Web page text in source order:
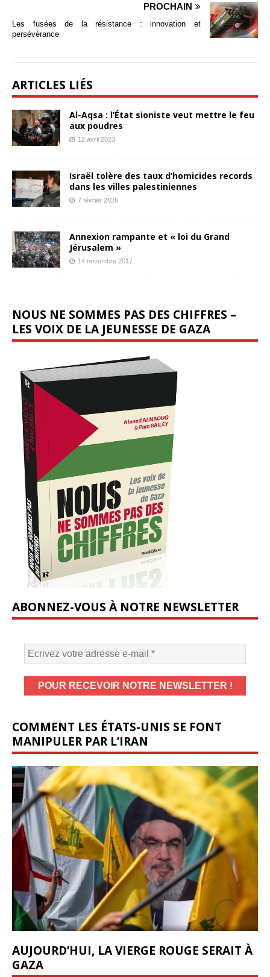
PROCHAIN
Les fusées de la résistance : innovation et
persévérance
ARTICLES LIÉS
Al-Aqsa : l’État sioniste veut mettre le feu
aux poudres
12 avril 2023
Israël tolère des taux d’homicides records
dans les villes palestiniennes
7 février 2026
Annexion rampante et « loi du Grand
Jérusalem »
14 novembre 2017
NOUS NE SOMMES PAS DES CHIFFRES –
LES VOIX DE LA JEUNESSE DE GAZA
ABONNEZ-VOUS À NOTRE NEWSLETTER
COMMENT LES ÉTATS-UNIS SE FONT
MANIPULER PAR L’IRAN
AUJOURD’HUI, LA VIERGE ROUGE SERAIT À
GAZA